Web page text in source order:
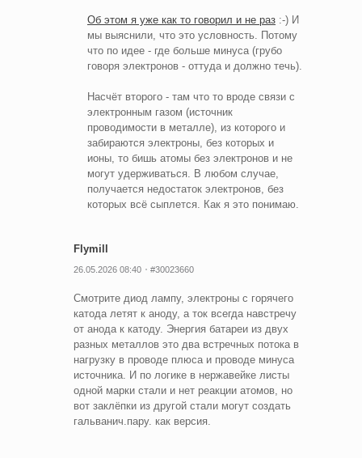
Об этом я уже как то говорил и не раз :-) И
мы выяснили, что это условность. Потому
что по идее - где больше минуса (грубо
говоря электронов - оттуда и должно течь).
Насчёт второго - там что то вроде связи с
электронным газом (источник
проводимости в металле), из которого и
забираются электроны, без которых и
ионы, то бишь атомы без электронов и не
могут удерживаться. В любом случае,
получается недостаток электронов, без
которых всё сыплется. Как я это понимаю.
Flymill
26.05.2026 08:40 #30023660
Смотрите диод лампу, электроны с горячего
катода летят к аноду, а ток всегда навстречу
от анода к катоду. Энергия батареи из двух
разных металлов это два встречных потока в
нагрузку в проводе плюса и проводе минуса
источника. И по логике в нержавейке листы
одной марки стали и нет реакции атомов, но
вот заклёпки из другой стали могут создать
гальванич.пару. как версия.